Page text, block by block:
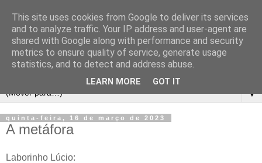
▼
quinta-feira, 16 de março de 2023
A metáfora
Laborinho Lúcio:
This site uses cookies from Google to deliver its services
and to analyze traffic. Your IP address and user-agent are
shared with Google along with performance and security
metrics to ensure quality of service, generate usage
statistics, and to detect and address abuse.
LEARN MORE GOT IT